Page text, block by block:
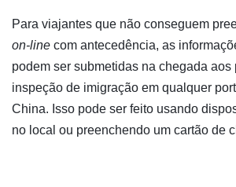
Para viajantes que não conseguem
on-line com antecedência, as
podem ser submetidas na chegada aos
inspeção de imigração em qualquer
China. Isso pode ser feito usando
no local ou preenchendo um cartão de